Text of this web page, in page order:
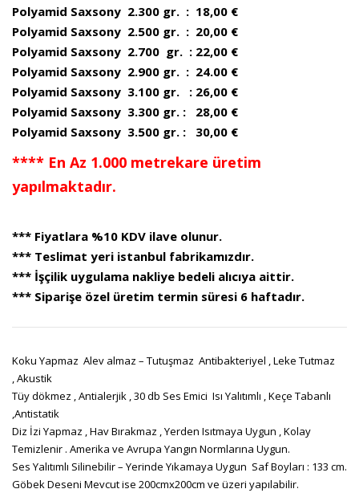
Polyamid Saxsony 2.300 gr. : 18,00 €
Polyamid Saxsony 2.500 gr. : 20,00 €
Polyamid Saxsony 2.700 gr. : 22,00 €
Polyamid Saxsony 2.900 gr. : 24.00 €
Polyamid Saxsony 3.100 gr. : 26,00 €
Polyamid Saxsony 3.300 gr. : 28,00 €
Polyamid Saxsony 3.500 gr. : 30,00 €
**** En Az 1.000 metrekare üretim
yapılmaktadır.
*** Fiyatlara %10 KDV ilave olunur.
*** Teslimat yeri istanbul fabrikamızdır.
*** İşçilik uygulama nakliye bedeli alıcıya aittir.
*** Siparişe özel üretim termin süresi 6 haftadır.
Koku Yapmaz Alev almaz – Tutuşmaz Antibakteriyel , Leke Tutmaz
, Akustik
Tüy dökmez , Antialerjik , 30 db Ses Emici Isı Yalıtımlı , Keçe Tabanlı
,Antistatik
Diz İzi Yapmaz , Hav Bırakmaz , Yerden Isıtmaya Uygun , Kolay
Temizlenir . Amerika ve Avrupa Yangın Normlarına Uygun.
Ses Yalıtımlı Silinebilir – Yerinde Yıkamaya Uygun Saf Boyları : 133 cm.
Göbek Deseni Mevcut ise 200cmx200cm ve üzeri yapılabilir.